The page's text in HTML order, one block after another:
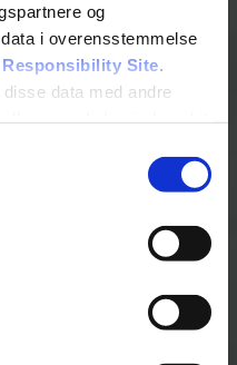
og
i overensstemmelse
Site
data med andre